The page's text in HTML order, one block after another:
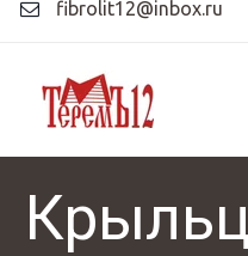
fibrolit12@inbox.ru